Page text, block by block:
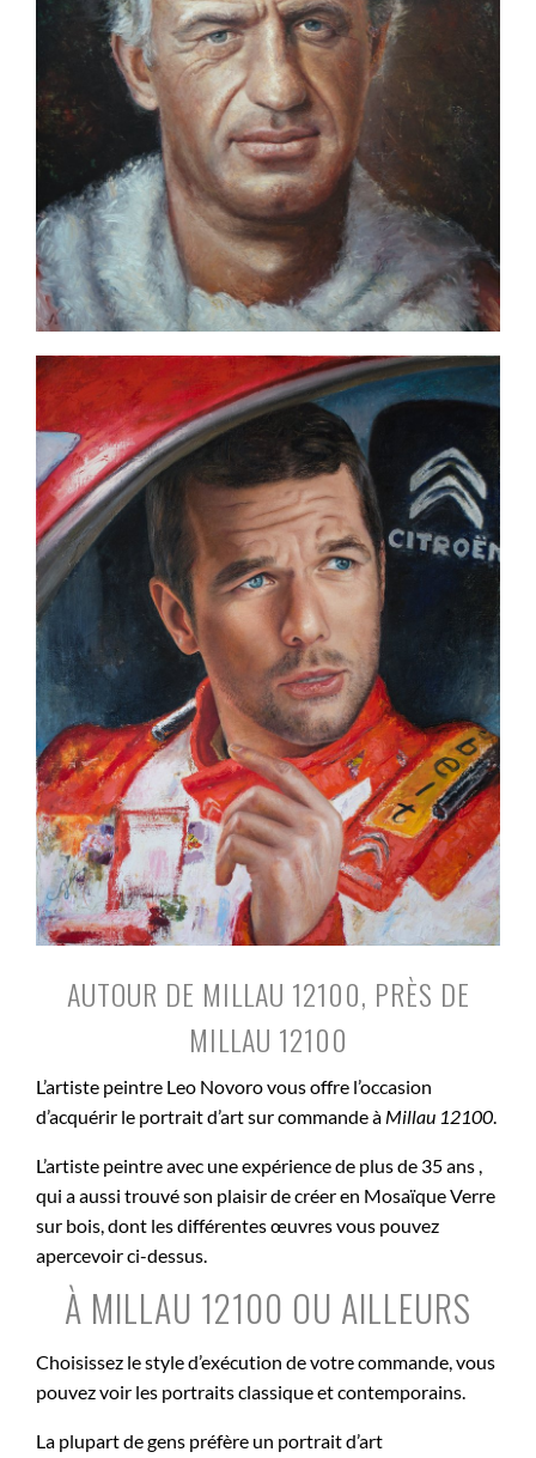
AUTOUR DE MILLAU 12100, PRÈS DE
MILLAU 12100
L’artiste peintre Leo Novoro vous offre l’occasion
d’acquérir le portrait d’art sur commande à Millau 12100.
L’artiste peintre avec une expérience de plus de 35 ans ,
qui a aussi trouvé son plaisir de créer en Mosaïque Verre
sur bois, dont les différentes œuvres vous pouvez
apercevoir ci-dessus.
À MILLAU 12100 OU AILLEURS
Choisissez le style d’exécution de votre commande, vous
pouvez voir les portraits classique et contemporains.
La plupart de gens préfère un portrait d’art